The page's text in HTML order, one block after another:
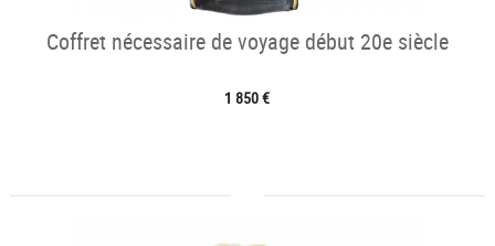
Coffret nécessaire de voyage début 20e siècle
1 850 €